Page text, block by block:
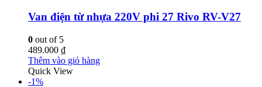
Van điện từ nhựa 220V phi 27 Rivo RV-V27
0 out of 5
489.000 ₫
Thêm vào giỏ hàng
Quick View
-1%